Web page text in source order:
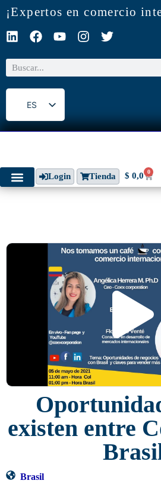
¡Expertos en comercio
ES
EN
Login Tienda $ 0,0 0
existen entre
Brasil